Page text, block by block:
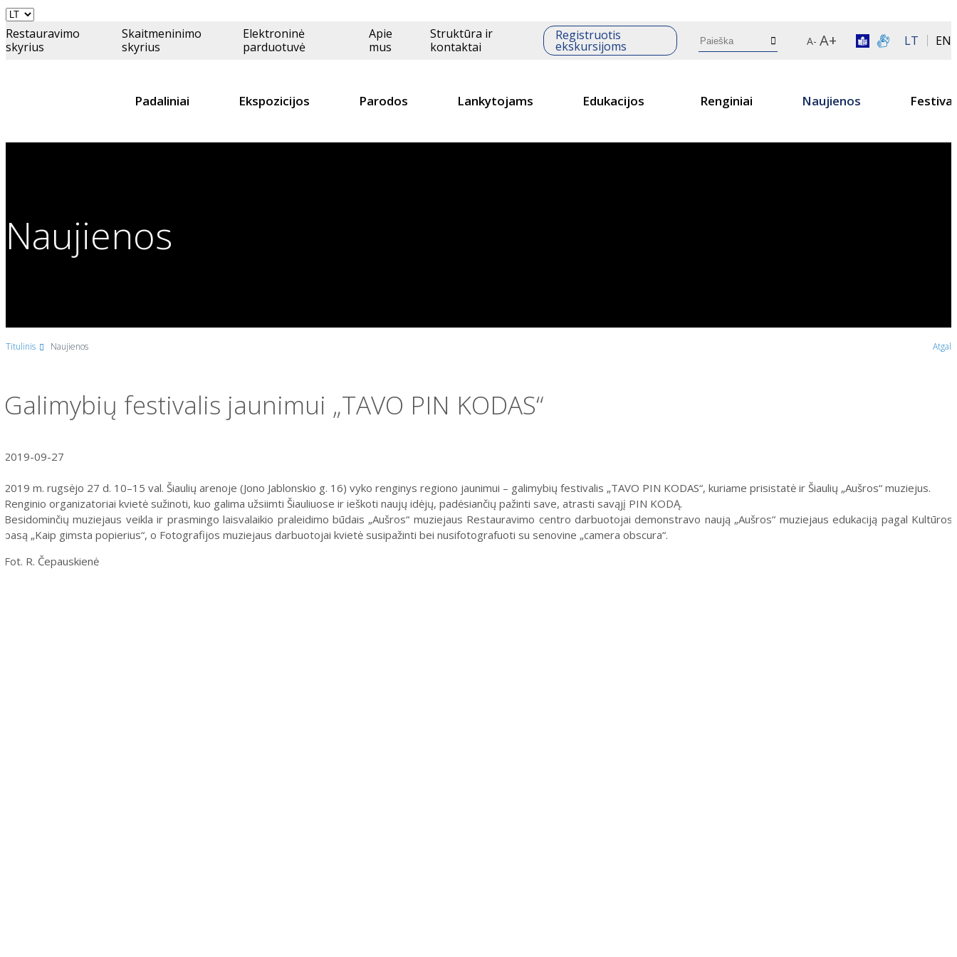
Restauravimo
skyrius
Skaitmeninimo
skyrius
Elektroninė
parduotuvė
Apie
mus
Struktūra ir
kontaktai
Registruotis
ekskursijoms A- A+ LT EN
Padaliniai Ekspozicijos Parodos Lankytojams Edukacijos Renginiai Naujienos
Naujienos
Titulinis Naujienos Atgal
Galimybių festivalis jaunimui „TAVO PIN KODAS“
2019-09-27
2019 m. rugsėjo 27 d. 10–15 val. Šiaulių arenoje (Jono Jablonskio g. 16) vyko renginys regiono jaunimui – galimybių festivalis „TAVO PIN KODAS“, kuriame prisistatė ir Šiaulių „Aušros“ muziejus.
Renginio organizatoriai kvietė sužinoti, kuo galima užsiimti Šiauliuose ir ieškoti naujų idėjų, padėsiančių pažinti save, atrasti savąjį PIN KODĄ.
Besidominčių muziejaus veikla ir prasmingo laisvalaikio praleidimo būdais „Aušros“ muziejaus Restauravimo centro darbuotojai demonstravo naują „Aušros“ muziejaus edukaciją pagal Kultūros
pasą „Kaip gimsta popierius“, o Fotografijos muziejaus darbuotojai kvietė susipažinti bei nusifotografuoti su senovine „camera obscura“.
Fot. R. Čepauskienė